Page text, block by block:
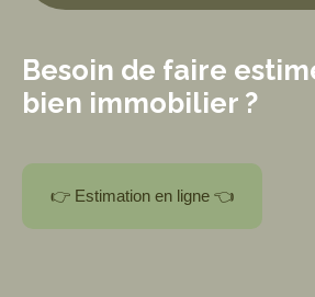
Besoin de faire
bien immobilier ?
👉 Estimation en ligne 👈